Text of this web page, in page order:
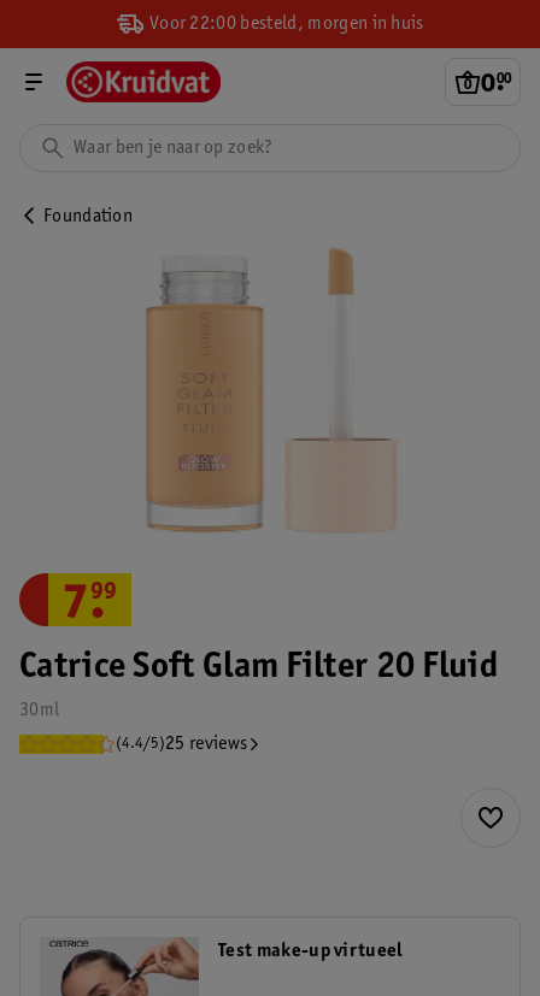
Voor 22:00 besteld, morgen in huis
0.
00
Foundation
Catrice Soft Glam Filter 20 Fluid
30ml
(4.4/5)25 reviews
7.
99
Test make-up virtueel